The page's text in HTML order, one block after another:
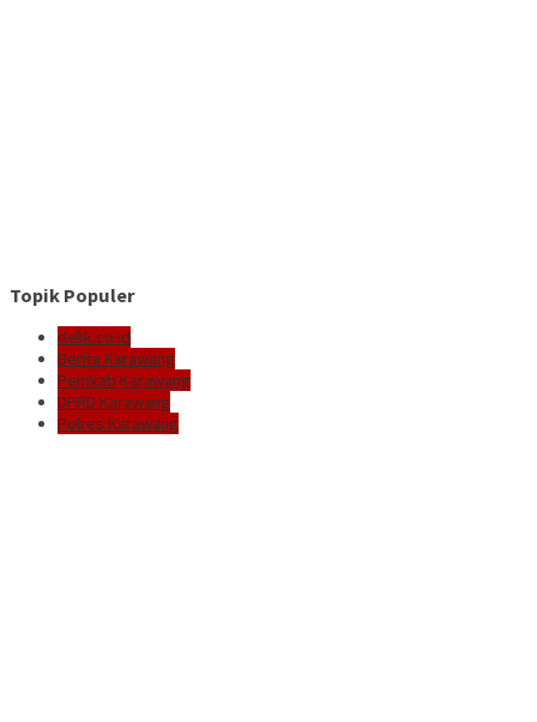
Topik Populer
delik.co.id
Berita Karawang
Pemkab Karawang
DPRD Karawang
Polres Karawang